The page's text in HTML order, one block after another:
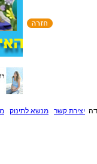
יצירת קשר מנשא לתינוק